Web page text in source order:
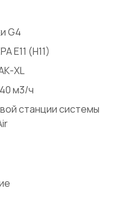
G4
E11 (H11)
XL
м3/ч
станции системы